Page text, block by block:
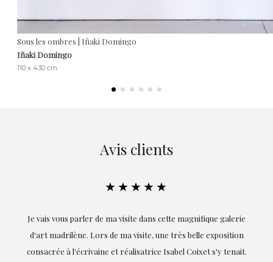
Sous les ombres | Iñaki Domingo
Iñaki Domingo
110 x 430 cm
Avis clients
★★★★★
Je vais vous parler de ma visite dans cette magnifique galerie
d'art madrilène. Lors de ma visite, une très belle exposition
consacrée à l'écrivaine et réalisatrice Isabel Coixet s'y tenait.